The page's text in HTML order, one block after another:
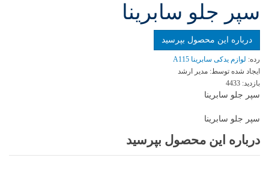
سپر جلو سابرینا
درباره این محصول بپرسید
رده: لوازم یدکی سابرینا A115
ایجاد شده توسط: مدیر ارشد
بازدید: 4433
سپر جلو سابرینا
سپر جلو سابرینا
درباره این محصول بپرسید